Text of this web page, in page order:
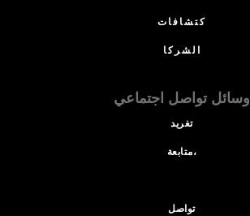
كتشافات
الشركا
وسائل تواصل اجتماعي
تغريد
متابعة،
تواصل